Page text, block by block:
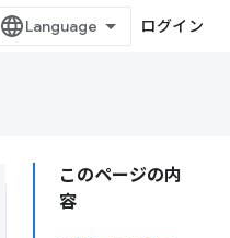
ログイン
このページの内
容